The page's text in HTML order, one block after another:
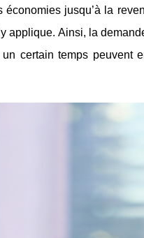
économies jusqu’à la
applique. Ainsi, la
certain temps peuvent